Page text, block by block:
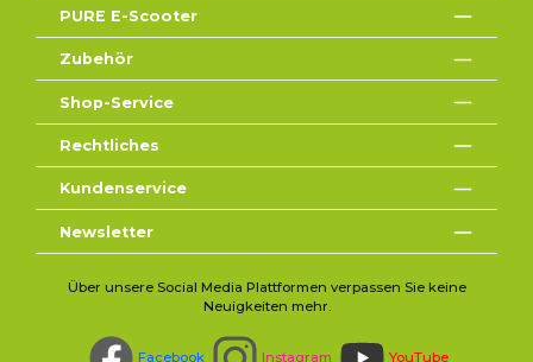
PURE E-Scooter
Zubehör
Shop-Service
Rechtliches
Kundenservice
Newsletter
Über unsere Social Media Plattformen verpassen Sie keine
Neuigkeiten mehr.
Facebook Instagram YouTube